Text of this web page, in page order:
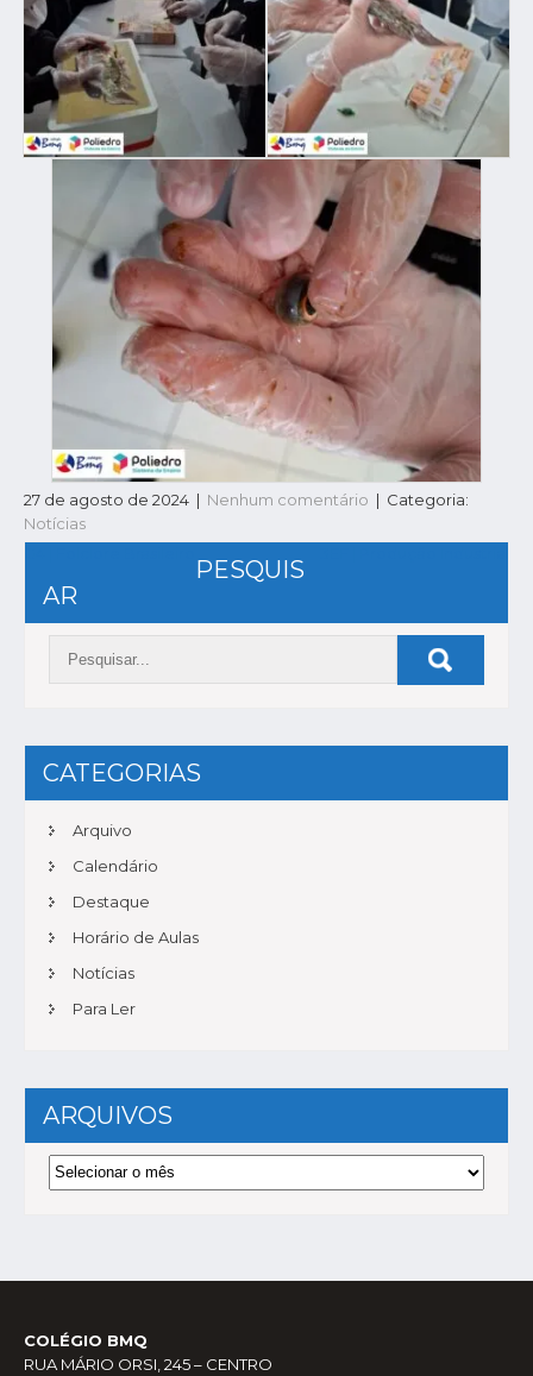
27 de agosto de 2024 | Nenhum comentário | Categoria:
Notícias
NAVEGAÇÃO
DE
POST
PESQUIS
AR
CATEGORIAS
Arquivo
Calendário
Destaque
Horário de Aulas
Notícias
Para Ler
ARQUIVOS
Arquivos
COLÉGIO BMQ
RUA MÁRIO ORSI, 245 – CENTRO